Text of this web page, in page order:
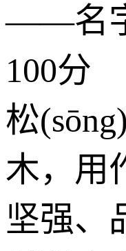
——名
100分
松
木，用
坚强、